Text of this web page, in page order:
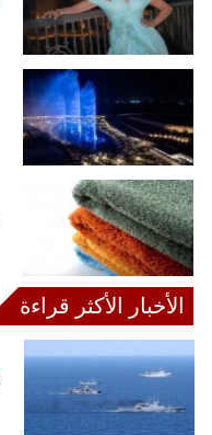
الأخبار الأكثر قراءة